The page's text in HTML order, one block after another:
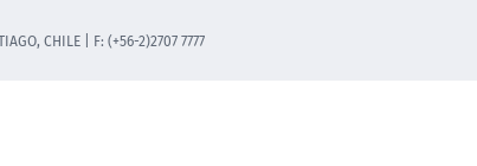
CHILE | F: (+56-2)2707 7777